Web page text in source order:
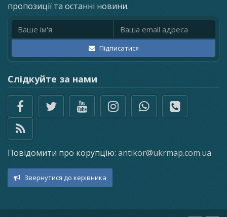
пропозиції та останні новини.
Ім'я Email адреса
Підписатися
Слідкуйте за нами
Повідомити про корупцію: antikor@ukrmap.com.ua
Звернутися до керівника